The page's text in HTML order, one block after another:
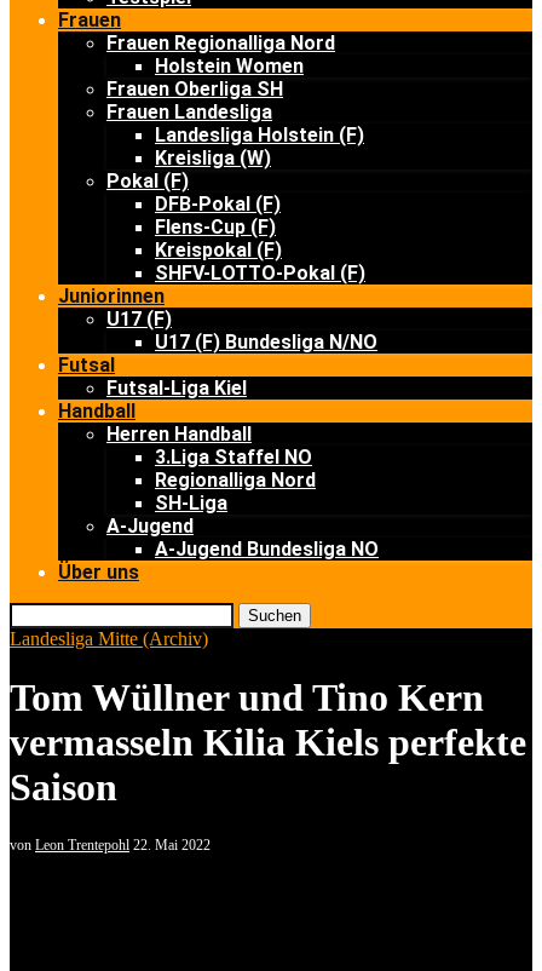
Frauen
Frauen Regionalliga Nord
Holstein Women
Frauen Oberliga SH
Frauen Landesliga
Landesliga Holstein (F)
Kreisliga (W)
Pokal (F)
DFB-Pokal (F)
Flens-Cup (F)
Kreispokal (F)
SHFV-LOTTO-Pokal (F)
Juniorinnen
U17 (F)
U17 (F) Bundesliga N/NO
Futsal
Futsal-Liga Kiel
Handball
Herren Handball
3.Liga Staffel NO
Regionalliga Nord
SH-Liga
A-Jugend
A-Jugend Bundesliga NO
Über uns
Suchen
Landesliga Mitte (Archiv)
Tom Wüllner und Tino Kern
vermasseln Kilia Kiels perfekte
Saison
von Leon Trentepohl 22. Mai 2022